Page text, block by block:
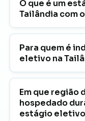
O que é um
Tailândia com
Para quem é
eletivo na
Em que região
hospedado
estágio